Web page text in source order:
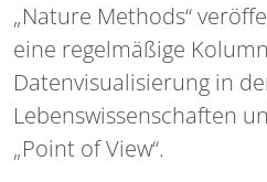
„Nature Methods“
eine regelmäßige
Datenvisualisierung in
Lebenswissenschaften
„Point of View“.